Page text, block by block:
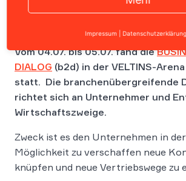
Vom 04.07. bis 05.07. fand die
DIALOG (b2d) in der VELTINS-
statt. Die branchenübergreifende
richtet sich an Unternehmer und
Wirtschaftszweige.
Zweck ist es den Unternehmen in
Möglichkeit zu verschaffen neue
knüpfen und neue Vertriebswege zu
Impressum Datenschutzerklärung